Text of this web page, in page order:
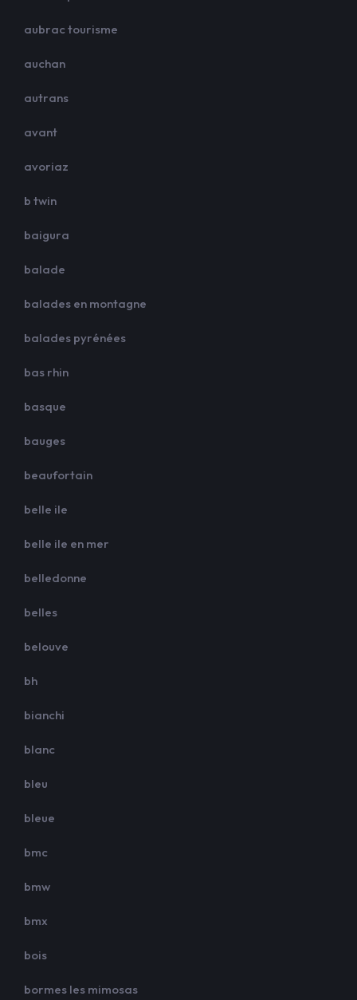
aubrac tourisme
auchan
autrans
avant
avoriaz
b twin
baigura
balade
balades en montagne
balades pyrénées
bas rhin
basque
bauges
beaufortain
belle ile
belle ile en mer
belledonne
belles
belouve
bh
bianchi
blanc
bleu
bleue
bmc
bmw
bmx
bois
bormes les mimosas